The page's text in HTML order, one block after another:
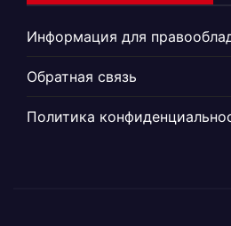
Информация для
Обратная связь
Политика